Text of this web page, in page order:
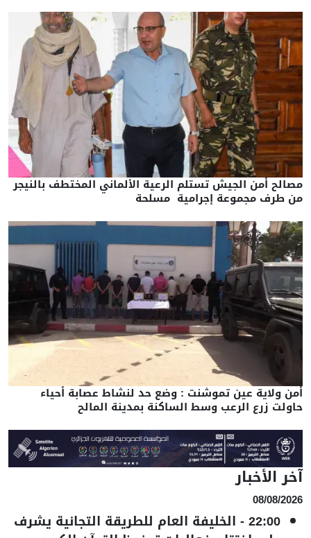
مصالح أمن الجيش تستلم الرعية الألماني المختطف بالنيجر
من طرف مجموعة إجرامية مسلحة
أمن ولاية عين تموشنت : وضع حد لنشاط عصابة أحياء
حاولت زرع الرعب وسط الساكنة بمدينة المالح
آخر الأخبار
08/08/2026
22:00
- الخليفة العام للطريقة التجانية يشرف